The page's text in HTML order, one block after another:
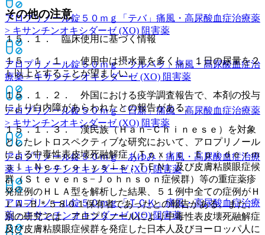
アロプリノール錠５０ｍｇ「テバ」 痛風・高尿酸血症治療薬
> キサンチンオキシダーゼ (XO) 阻害薬
アロプリノール錠５０ｍｇ「ツルハラ」 痛風・高尿酸血症治
療薬 > キサンチンオキシダーゼ (XO) 阻害薬
アロプリノール錠５０ｍｇ「日新」痛風・高尿酸血症治療薬
> キサンチンオキシダーゼ (XO) 阻害薬
アロプリノール錠５０ｍｇ「あゆみ」 痛風・高尿酸血症治療
薬 > キサンチンオキシダーゼ (XO) 阻害薬
アロプリノール錠５０ｍｇ「ＴＣＫ」痛風・高尿酸血症治療
薬 > キサンチンオキシダーゼ (XO) 阻害薬
その他の注意
１５．１． 臨床使用に基づく情報
１５．１．１． 使用中は摂水量を多くし、１日の尿量を２
Ｌ以上とすることが望ましい。
１５．１．２． 外国における疫学調査報告で、本剤の投与
により白内障があらわれたとの報告がある。
１５．１．３． 漢民族（Ｈａｎ−Ｃｈｉｎｅｓｅ）を対象
としたレトロスペクティブな研究において、アロプリノール
による中毒性表皮壊死融解症（Ｔｏｘｉｃ Ｅｐｉｄｅｒｍ
ａｌ Ｎｅｃｒｏｌｙｓｉｓ：ＴＥＮ）及び皮膚粘膜眼症候
群（Ｓｔｅｖｅｎｓ−Ｊｏｈｎｓｏｎ症候群）等の重症薬疹
発症例のＨＬＡ型を解析した結果、５１例中全ての症例がＨ
ＬＡ−Ｂ＊５８０１保有者であったとの報告がある。また、
別の研究では、アロプリノールにより中毒性表皮壊死融解症
及び皮膚粘膜眼症候群を発症した日本人及びヨーロッパ人に